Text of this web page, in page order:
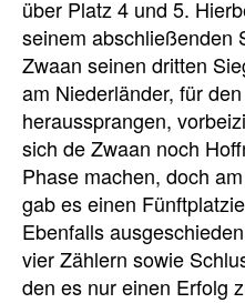
über Platz 4 und 5.
seinem abschließenden
Zwaan seinen dritten
am Niederländer, für
heraussprangen,
sich de Zwaan noch
Phase machen, doch
gab es einen
Ebenfalls
vier Zählern sowie
den es nur einen Erfolg